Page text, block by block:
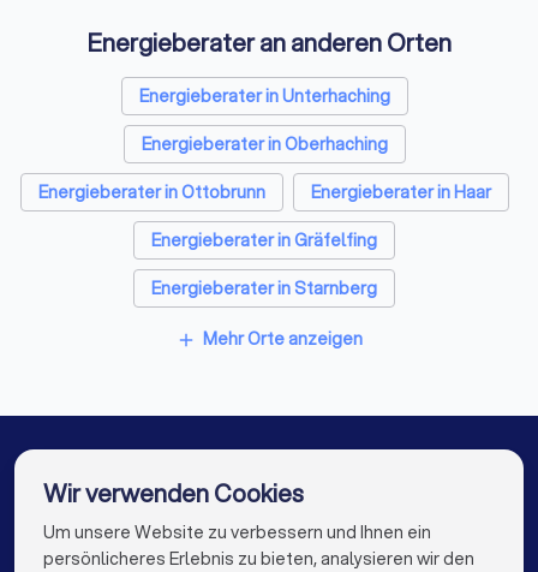
Energieberater an anderen Orten
Energieberater in Unterhaching
Energieberater in Oberhaching
Energieberater in Ottobrunn
Energieberater in Haar
Energieberater in Gräfelfing
Energieberater in Starnberg
Energieberater in Wolfratshausen
Energieberater in Gröbenzell
Energieberater in Berlin
Energieberater in Hamburg
add Mehr Orte anzeigen
Die besten Energieberater für Sie
Wir verwenden Cookies
Um unsere Website zu verbessern und Ihnen ein
persönlicheres Erlebnis zu bieten, analysieren wir den